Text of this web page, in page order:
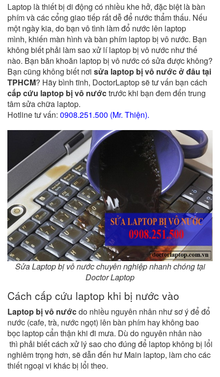
Laptop là thiết bị di động có nhiều khe hở, đặc biệt là bàn
phím và các cổng giao tiếp rất dễ để nước thẩm thấu. Nếu
một ngày kia, do bạn vô tình làm đổ nước lên laptop
mình, khiến màn hình và bàn phím laptop bị vô nước. Bạn
không biết phải làm sao xử lí laptop bị vô nước như thế
nào. Bạn băn khoăn laptop bị vô nước có sửa được không?
Bạn cũng không biết nơi sửa laptop bị vô nước ở đâu tại
TPHCM? Hãy bình tĩnh, DoctorLaptop sẽ tư vấn bạn cách
cấp cứu laptop bị vô nướctrước khi bạn đem đến trung
tâm sửa chữa laptop.
Hotline tư vấn: 0908.251.500 (Mr. Thiện).
Sửa Laptop bị vô nước chuyên nghiệp nhanh chóng tại
Doctor Laptop
Cách cấp cứu laptop khi bị nước vào
Laptop bị vô nướcdo nhiều nguyên nhân như sơ ý để đổ
nước (cafe, trà, nước ngọt) lên bàn phím hay không bao
bọc laptop cẩn thận khi đi mưa. Dù do nguyên nhân nào
thì phải biết cách xử lý sao cho đúng để laptop không bị lổi
nghiêm trọng hơn, sẽ dẫn đến hư Main laptop, làm cho các
thiết ngoại vi khác bị lổi theo.